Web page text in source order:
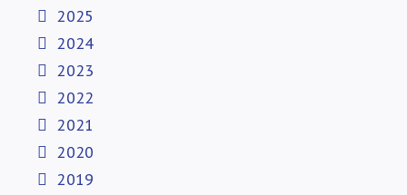
2025
2024
2023
2022
2021
2020
2019